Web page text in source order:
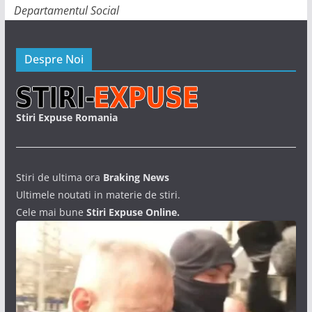
Departamentul Social
Despre Noi
Stiri Expuse Romania
Stiri de ultima ora Braking News
Ultimele noutati in materie de stiri.
Cele mai bune Stiri Expuse Online.